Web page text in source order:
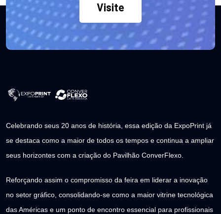
Visite
Celebrando seus 20 anos de história, essa edição da ExpoPrint já
se destaca como a maior de todos os tempos e continua a ampliar
seus horizontes com a criação do Pavilhão ConverFlexo.
Reforçando assim o compromisso da feira em liderar a inovação
no setor gráfico, consolidando-se como a maior vitrine tecnológica
das Américas e um ponto de encontro essencial para profissionais